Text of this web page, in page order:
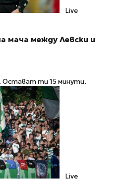
Live
мача между Левски и
Остават ти 15 минути.
Live